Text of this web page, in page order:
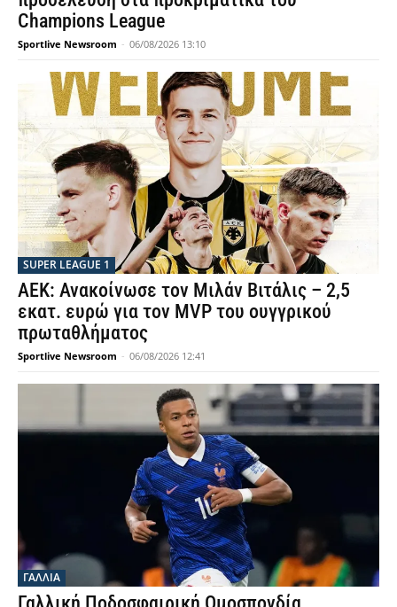
Champions League
Sportlive Newsroom - 06/08/2026 13:10
SUPER LEAGUE 1
ΑΕΚ: Ανακοίνωσε τον Μιλάν Βιτάλις – 2,5
εκατ. ευρώ για τον MVP του ουγγρικού
πρωταθλήματος
Sportlive Newsroom - 06/08/2026 12:41
ΓΑΛΛΙΑ